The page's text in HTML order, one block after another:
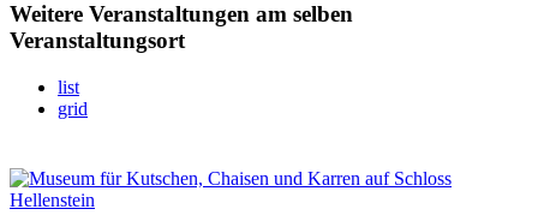
Weitere Veranstaltungen am selben
Veranstaltungsort
list
grid